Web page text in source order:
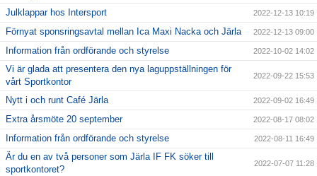
Julklappar hos Intersport 2022-12-13 10:19
Förnyat sponsringsavtal mellan Ica Maxi Nacka och Järla 2022-12-13 09:00
Information från ordförande och styrelse 2022-10-02 14:02
Vi är glada att presentera den nya laguppställningen för
vårt Sportkontor
2022-09-22 15:53
Nytt i och runt Café Järla 2022-09-02 16:49
Extra årsmöte 20 september 2022-08-17 08:02
Information från ordförande och styrelse 2022-08-11 16:49
Är du en av två personer som Järla IF FK söker till
sportkontoret?
2022-07-07 11:28